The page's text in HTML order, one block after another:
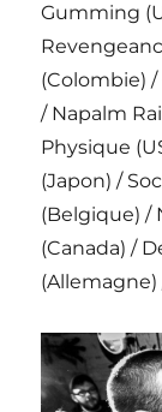
Gumming
(Colombie) /
/ Napalm
Physique
(Japon) /
(Belgique) /
(Canada) /
(Allemagne)